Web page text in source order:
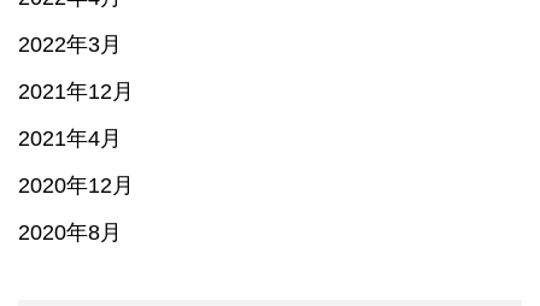
2022年3月
2021年12月
2021年4月
2020年12月
2020年8月